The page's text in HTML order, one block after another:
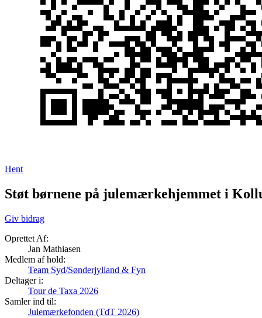
Hent
Støt børnene på julemærkehjemmet i
Giv bidrag
Oprettet Af:
Jan Mathiasen
Medlem af hold:
Team Syd/Sønderjylland & Fyn
Deltager i:
Tour de Taxa 2026
Samler ind til:
Julemærkefonden (TdT 2026)